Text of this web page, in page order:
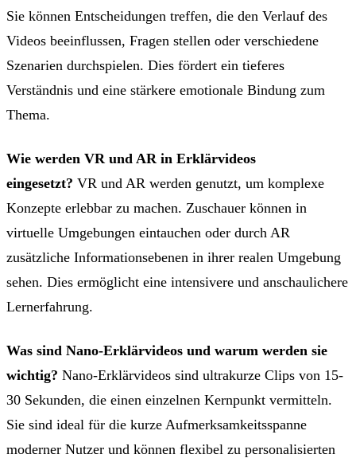
Sie können Entscheidungen treffen, die den Verlauf des
Videos beeinflussen, Fragen stellen oder verschiedene
Szenarien durchspielen. Dies fördert ein tieferes
Verständnis und eine stärkere emotionale Bindung zum
Thema.
Wie werden VR und AR in Erklärvideos
eingesetzt? VR und AR werden genutzt, um komplexe
Konzepte erlebbar zu machen. Zuschauer können in
virtuelle Umgebungen eintauchen oder durch AR
zusätzliche Informationsebenen in ihrer realen Umgebung
sehen. Dies ermöglicht eine intensivere und anschaulichere
Lernerfahrung.
Was sind Nano-Erklärvideos und warum werden sie
wichtig? Nano-Erklärvideos sind ultrakurze Clips von 15-
30 Sekunden, die einen einzelnen Kernpunkt vermitteln.
Sie sind ideal für die kurze Aufmerksamkeitsspanne
moderner Nutzer und können flexibel zu personalisierten